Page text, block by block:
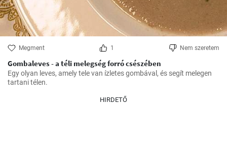
Megment 1 Nem szeretem
Gombaleves - a téli melegség forró csészében
Egy olyan leves, amely tele van ízletes gombával, és segít melegen
tartani télen.
HIRDETŐ